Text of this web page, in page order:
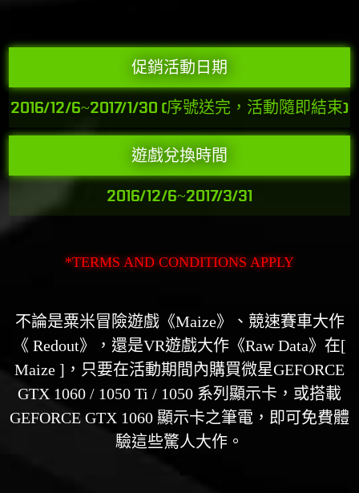
促銷活動日期
2016/12/6~2017/1/30 (序號送完，活動隨即結束)
遊戲兌換時間
2016/12/6~2017/3/31
*TERMS AND CONDITIONS APPLY
不論是粟米冒險遊戲《Maize》、競速賽車大作
《 Redout》，還是VR遊戲大作《Raw Data》在[
Maize ]，只要在活動期間內購買微星GEFORCE
GTX 1060 / 1050 Ti / 1050 系列顯示卡，或搭載
GEFORCE GTX 1060 顯示卡之筆電，即可免費體
驗這些驚人大作。